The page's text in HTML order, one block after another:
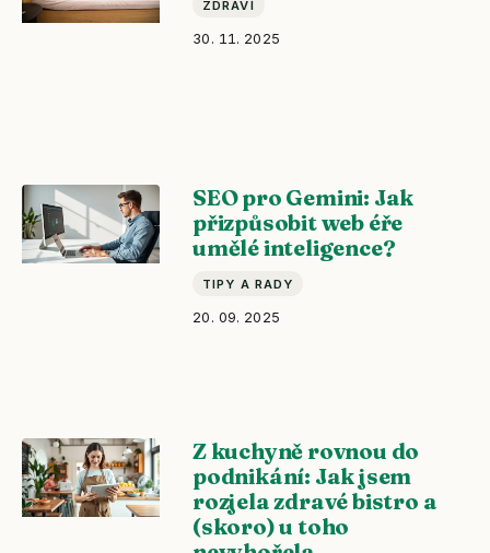
ZDRAVÍ
30. 11. 2025
SEO pro Gemini: Jak
přizpůsobit web éře
umělé inteligence?
TIPY A RADY
20. 09. 2025
Z kuchyně rovnou do
podnikání: Jak jsem
rozjela zdravé bistro a
(skoro) u toho